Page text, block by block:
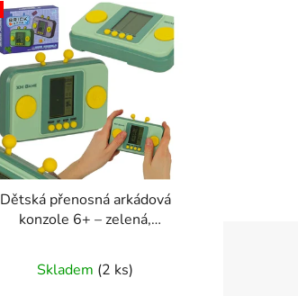
n
í
p
o
d
u
k
Dětská přenosná arkádová
konzole 6+ – zelená,
Skladem (2 ks)